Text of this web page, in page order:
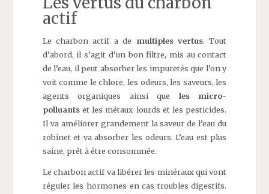
actif
Le charbon actif a de multiples vertus. Tout
d’abord, il s’agit d’un bon filtre, mis au contact
de l’eau, il peut absorber les impuretés que l’on y
voit comme le chlore, les odeurs, les saveurs, les
agents organiques ainsi que les micro-
polluantset les métaux lourds et les pesticides.
Il va améliorer grandement la saveur de l’eau du
robinet et va absorber les odeurs. L’eau est plus
saine, prêt à être consommée.
Le charbon actif va libérer les minéraux qui vont
réguler les hormones en cas troubles digestifs.